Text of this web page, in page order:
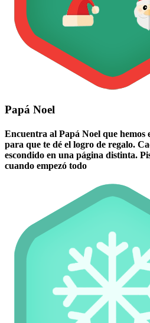
Papá Noel
Encuentra al Papá Noel que hemos
para que te dé el logro de regalo.
escondido en una página distinta.
cuando empezó todo